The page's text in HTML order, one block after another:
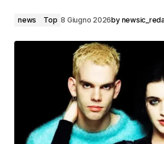
news Top 8 Giugno 2026by